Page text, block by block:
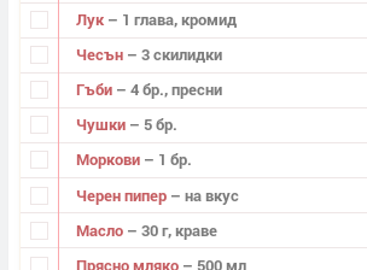
Лук – 1 глава, кромид
Чесън – 3 скилидки
Гъби – 4 бр., пресни
Чушки – 5 бр.
Моркови – 1 бр.
Черен пипер – на вкус
Масло – 30 г, краве
Прясно мляко – 500 мл